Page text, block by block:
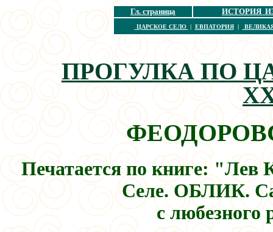
Гл. страница ИСТОРИЯ
ЦАРСКОЕ СЕЛО | ЕВПАТОРИЯ|
ПРОГУЛКА ПО
Печатается по книге: "Лев
Селе. ОБЛИК.
с любезного